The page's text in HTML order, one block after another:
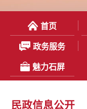
首页
政务服务
魅力石屏
民政信息公开